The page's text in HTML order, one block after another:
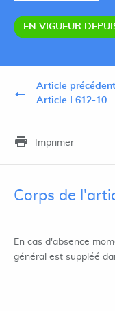
EN VIGUEUR
Article
Article L612-10
Imprimer
Corps de
En cas d'absence
général est suppléé